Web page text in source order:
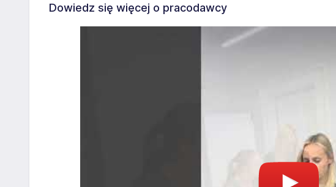
Dowiedz się więcej o pracodawcy